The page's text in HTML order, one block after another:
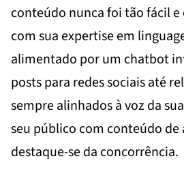
conteúdo nunca foi tão fácil e
com sua expertise em
alimentado por um chatbot
posts para redes sociais até
sempre alinhados à voz da
seu público com conteúdo
destaque-se da concorrência.